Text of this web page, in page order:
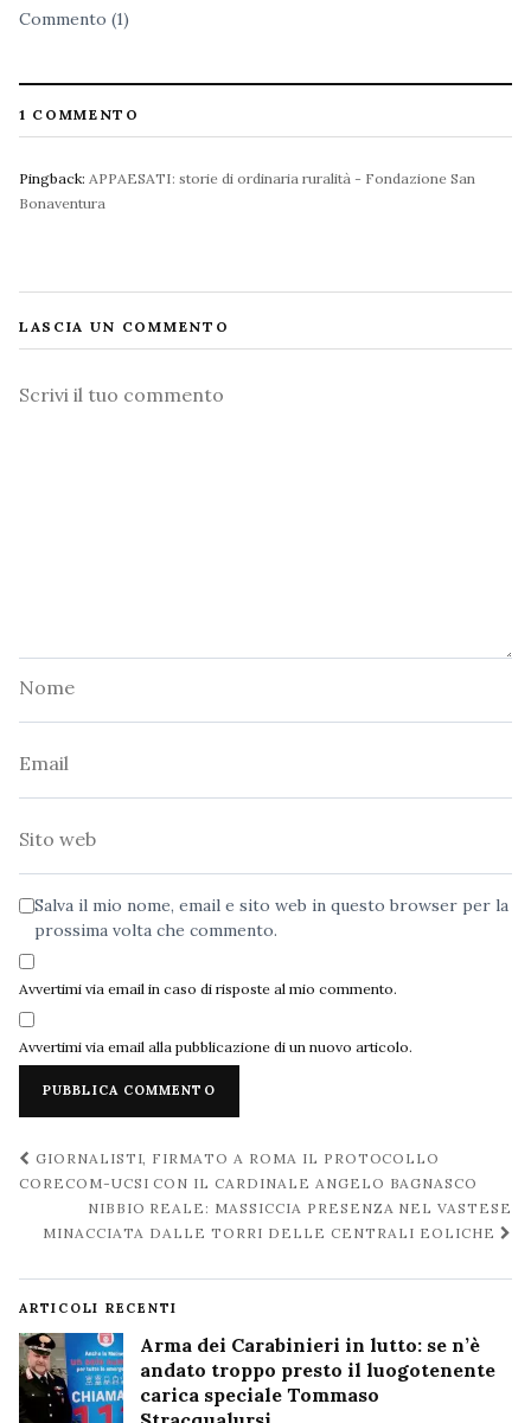
Commento (1)
1 COMMENTO
Pingback: APPAESATI: storie di ordinaria ruralità - Fondazione San
Bonaventura
LASCIA UN COMMENTO
Commento
Salva il mio nome, email e sito web in questo browser per la
prossima volta che commento.
Avvertimi via email in caso di risposte al mio commento.
Avvertimi via email alla pubblicazione di un nuovo articolo.
Navigazione
post
GIORNALISTI, FIRMATO A ROMA IL PROTOCOLLO
CORECOM-UCSI CON IL CARDINALE ANGELO BAGNASCO
NIBBIO REALE: MASSICCIA PRESENZA NEL VASTESE
MINACCIATA DALLE TORRI DELLE CENTRALI EOLICHE
ARTICOLI RECENTI
Arma dei Carabinieri in lutto: se n’è
andato troppo presto il luogotenente
carica speciale Tommaso